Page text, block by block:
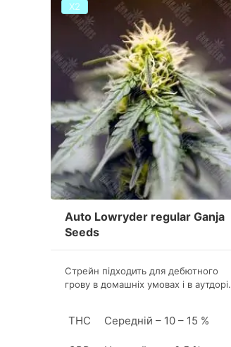
Х2
Auto Lowryder regular Ganja
Seeds
Стрейн підходить для дебютного
грову в домашніх умовах і в аутдорі.
Рослини не вибагливі, чудово
THC Середній – 10 – 15 %